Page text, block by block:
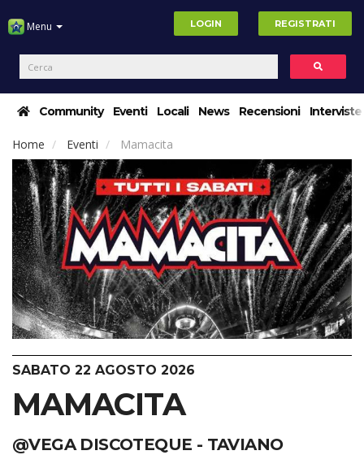
Menu LOGIN REGISTRATI
Community Eventi Locali News Recensioni Interviste
Home Eventi Mamacita
SABATO 22 AGOSTO 2026
MAMACITA
@VEGA DISCOTEQUE - TAVIANO